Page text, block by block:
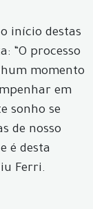
início destas
“O processo
momento
em
sonho se
de nosso
é desta
Ferri.